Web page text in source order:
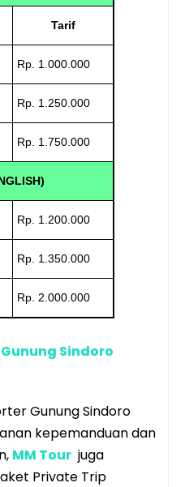
Tarif
Rp. 1.000.000
Rp. 1.250.000
Rp. 1.750.000
Rp. 1.200.000
Rp. 1.350.000
Rp. 2.000.000
Sindoro
Gunung Sindoro
kepemanduan dan
MM Tour juga
Private Trip